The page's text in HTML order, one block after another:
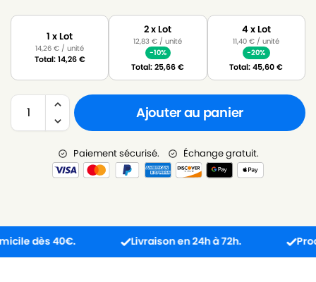
1 x Lot
14,26€ / unité
Total:14,26€
2 x Lot
12,83€ / unité
-10%
Total:25,66€
4 x Lot
11,40€ / unité
-20%
Total:45,60€
Ajouter au panier
Paiement sécurisé. Échange gratuit.
dès 40€. Livraison en 24h à 72h. Produit